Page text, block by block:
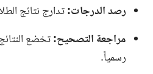
رصد الدرجات:تدارج نتائج
مراجعة التصحيح:تخضع
رسمياً.